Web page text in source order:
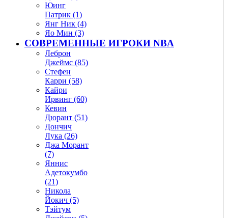
Юинг
Патрик (1)
Янг Ник (4)
Яо Мин (3)
СОВРЕМЕННЫЕ ИГРОКИ NBA
Леброн
Джеймс (85)
Стефен
Карри (58)
Кайри
Ирвинг (60)
Кевин
Дюрант (51)
Дончич
Лука (26)
Джа Морант
(7)
Яннис
Адетокумбо
(21)
Никола
Йокич (5)
Тэйтум